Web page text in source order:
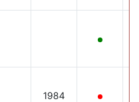
1984